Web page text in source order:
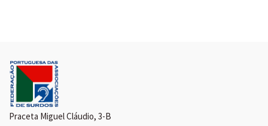
Praceta Miguel Cláudio, 3-B